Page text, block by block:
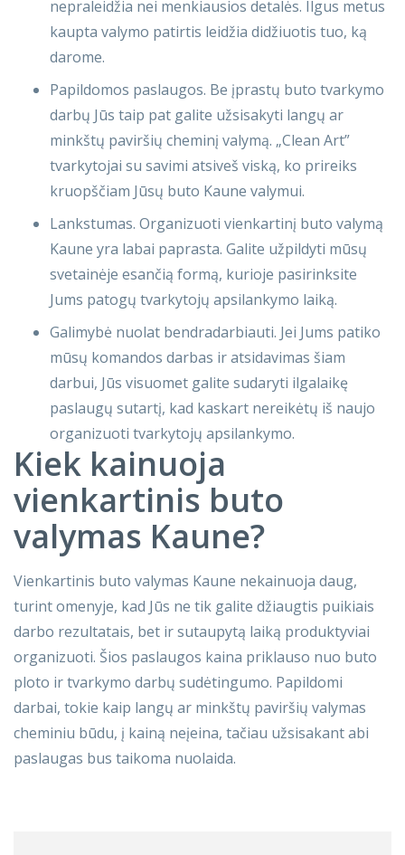
nepraleidžia nei menkiausios detalės. Ilgus metus
kaupta valymo patirtis leidžia didžiuotis tuo, ką
darome.
Papildomos paslaugos. Be įprastų buto tvarkymo
darbų Jūs taip pat galite užsisakyti langų ar
minkštų paviršių cheminį valymą. „Clean Art”
tvarkytojai su savimi atsiveš viską, ko prireiks
kruopščiam Jūsų buto Kaune valymui.
Lankstumas. Organizuoti vienkartinį buto valymą
Kaune yra labai paprasta. Galite užpildyti mūsų
svetainėje esančią formą, kurioje pasirinksite
Jums patogų tvarkytojų apsilankymo laiką.
Galimybė nuolat bendradarbiauti. Jei Jums patiko
mūsų komandos darbas ir atsidavimas šiam
darbui, Jūs visuomet galite sudaryti ilgalaikę
paslaugų sutartį, kad kaskart nereikėtų iš naujo
organizuoti tvarkytojų apsilankymo.
Kiek kainuoja
vienkartinis buto
valymas Kaune?
Vienkartinis buto valymas Kaune nekainuoja daug,
turint omenyje, kad Jūs ne tik galite džiaugtis puikiais
darbo rezultatais, bet ir sutaupytą laiką produktyviai
organizuoti. Šios paslaugos kaina priklauso nuo buto
ploto ir tvarkymo darbų sudėtingumo. Papildomi
darbai, tokie kaip langų ar minkštų paviršių valymas
cheminiu būdu, į kainą neįeina, tačiau užsisakant abi
paslaugas bus taikoma nuolaida.